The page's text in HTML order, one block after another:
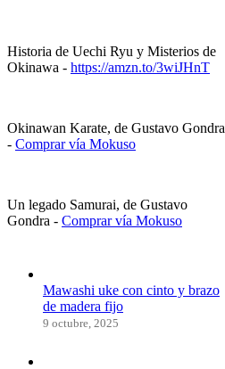
Historia de Uechi Ryu y Misterios de
Okinawa - https://amzn.to/3wiJHnT
Okinawan Karate, de Gustavo Gondra
- Comprar vía Mokuso
Un legado Samurai, de Gustavo
Gondra - Comprar vía Mokuso
Mawashi uke con cinto y brazo
de madera fijo
9 octubre, 2025